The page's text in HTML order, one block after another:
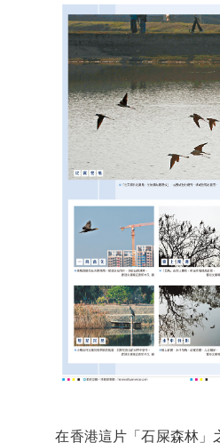
在香港這片「石屎森林」